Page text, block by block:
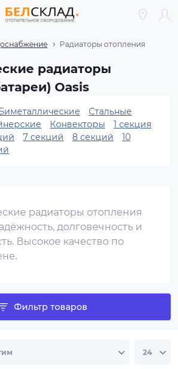
Радиаторы отопления
радиаторы
Oasis
Стальные
Конвекторы
1 секция
7 секций 8 секций
10
радиаторы отопления
долговечность и
Высокое качество по
Фильтр товаров